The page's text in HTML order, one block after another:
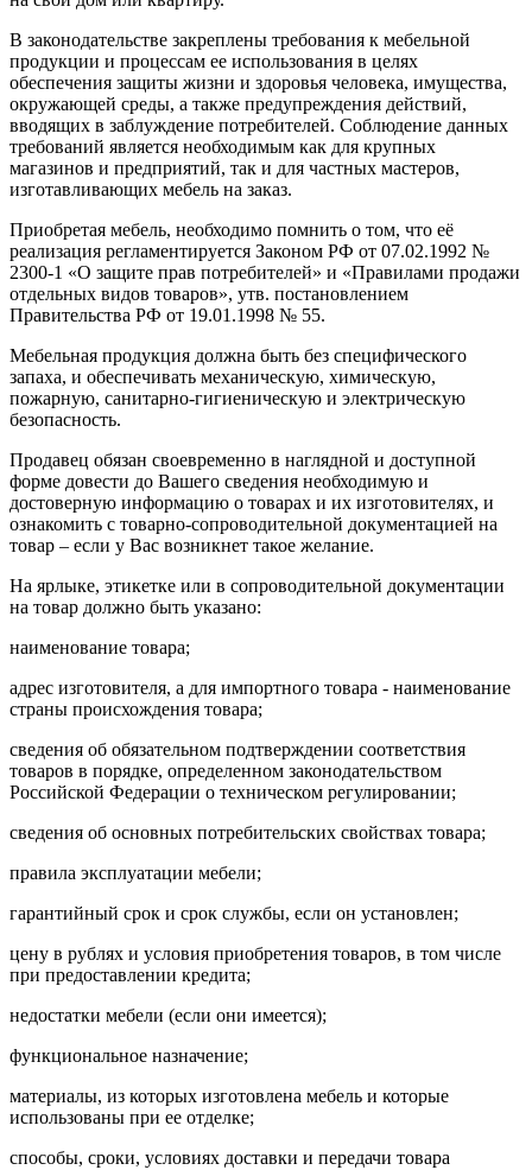
В законодательстве закреплены требования к мебельной
продукции и процессам ее использования в целях
обеспечения защиты жизни и здоровья человека, имущества,
окружающей среды, а также предупреждения действий,
вводящих в заблуждение потребителей. Соблюдение данных
требований является необходимым как для крупных
магазинов и предприятий, так и для частных мастеров,
изготавливающих мебель на заказ.
Приобретая мебель, необходимо помнить о том, что её
реализация регламентируется Законом РФ от 07.02.1992 №
2300-1 «О защите прав потребителей» и «Правилами продажи
отдельных видов товаров», утв. постановлением
Правительства РФ от 19.01.1998 № 55.
Мебельная продукция должна быть без специфического
запаха, и обеспечивать механическую, химическую,
пожарную, санитарно-гигиеническую и электрическую
безопасность.
Продавец обязан своевременно в наглядной и доступной
форме довести до Вашего сведения необходимую и
достоверную информацию о товарах и их изготовителях, и
ознакомить с товарно-сопроводительной документацией на
товар – если у Вас возникнет такое желание.
На ярлыке, этикетке или в сопроводительной документации
на товар должно быть указано:
наименование товара;
адрес изготовителя, а для импортного товара - наименование
страны происхождения товара;
сведения об обязательном подтверждении соответствия
товаров в порядке, определенном законодательством
Российской Федерации о техническом регулировании;
сведения об основных потребительских свойствах товара;
правила эксплуатации мебели;
гарантийный срок и срок службы, если он установлен;
цену в рублях и условия приобретения товаров, в том числе
при предоставлении кредита;
недостатки мебели (если они имеется);
функциональное назначение;
материалы, из которых изготовлена мебель и которые
использованы при ее отделке;
способы, сроки, условиях доставки и передачи товара